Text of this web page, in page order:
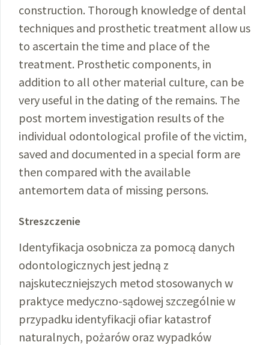
construction. Thorough knowledge of dental
techniques and prosthetic treatment allow us
to ascertain the time and place of the
treatment. Prosthetic components, in
addition to all other material culture, can be
very useful in the dating of the remains. The
post mortem investigation results of the
individual odontological profile of the victim,
saved and documented in a special form are
then compared with the available
antemortem data of missing persons.
Streszczenie
Identyfikacja osobnicza za pomocą danych
odontologicznych jest jedną z
najskuteczniejszych metod stosowanych w
praktyce medyczno-sądowej szczególnie w
przypadku identyfikacji ofiar katastrof
naturalnych, pożarów oraz wypadków